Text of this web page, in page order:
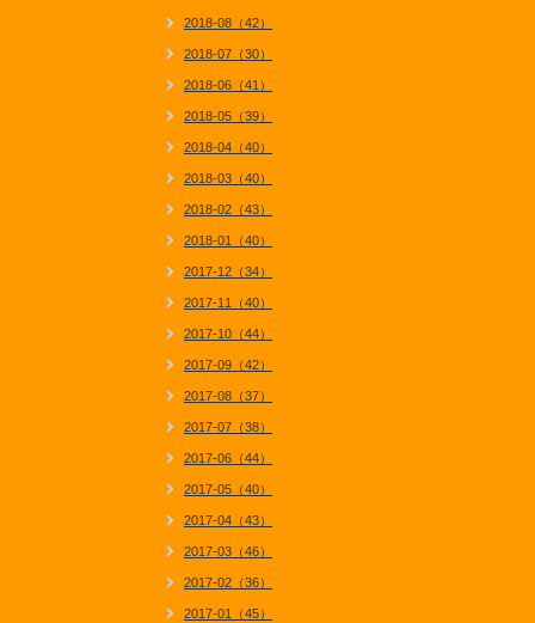
2018-08（42）
2018-07（30）
2018-06（41）
2018-05（39）
2018-04（40）
2018-03（40）
2018-02（43）
2018-01（40）
2017-12（34）
2017-11（40）
2017-10（44）
2017-09（42）
2017-08（37）
2017-07（38）
2017-06（44）
2017-05（40）
2017-04（43）
2017-03（46）
2017-02（36）
2017-01（45）